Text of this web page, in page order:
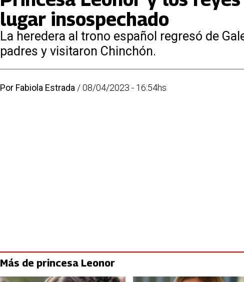
lugar insospechado
La heredera al trono español regresó de
padres y visitaron Chinchón.
Por Fabiola Estrada /08/04/2023 - 16:54hs
Más de princesa Leonor